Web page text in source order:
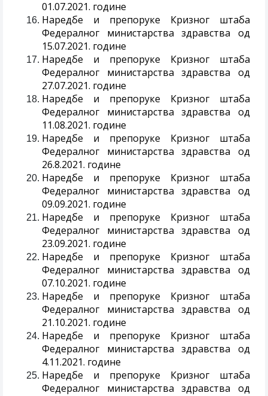
01.07.2021. године
Наредбе и препоруке Кризног штаба
Федералног министарства здравства од
15.07.2021. године
Наредбе и препоруке Кризног штаба
Федералног министарства здравства од
27.07.2021. године
Наредбе и препоруке Кризног штаба
Федералног министарства здравства од
11.08.2021. године
Наредбе и препоруке Кризног штаба
Федералног министарства здравства од
26.8.2021. године
Наредбе и препоруке Кризног штаба
Федералног министарства здравства од
09.09.2021. године
Наредбе и препоруке Кризног штаба
Федералног министарства здравства од
23.09.2021. године
Наредбе и препоруке Кризног штаба
Федералног министарства здравства од
07.10.2021. године
Наредбе и препоруке Кризног штаба
Федералног министарства здравства од
21.10.2021. године
Наредбе и препоруке Кризног штаба
Федералног министарства здравства од
4.11.2021. године
Наредбе и препоруке Кризног штаба
Федералног министарства здравства од